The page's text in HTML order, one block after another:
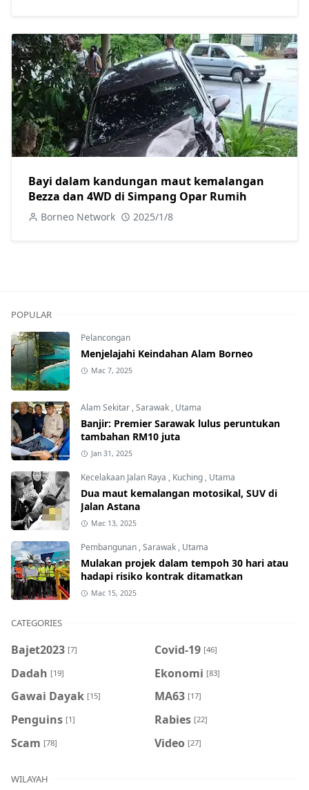
Bayi dalam kandungan maut kemalangan
Bezza dan 4WD di Simpang Opar Rumih
Borneo Network 2025/1/8
POPULAR
Pelancongan
Menjelajahi Keindahan Alam Borneo
Mac 7, 2025
Alam Sekitar ,Sarawak , Utama
Banjir: Premier Sarawak lulus peruntukan
tambahan RM10 juta
Jan 31, 2025
Kecelakaan Jalan Raya , Kuching , Utama
Dua maut kemalangan motosikal, SUV di
Jalan Astana
Mac 13, 2025
Pembangunan ,Sarawak , Utama
Mulakan projek dalam tempoh 30 hari atau
hadapi risiko kontrak ditamatkan
Mac 15, 2025
CATEGORIES
Bajet2023 [7] Covid-19 [46]
Dadah [19] Ekonomi [83]
Gawai Dayak [15] MA63 [17]
Penguins [1] Rabies [22]
Scam [78] Video [27]
WILAYAH